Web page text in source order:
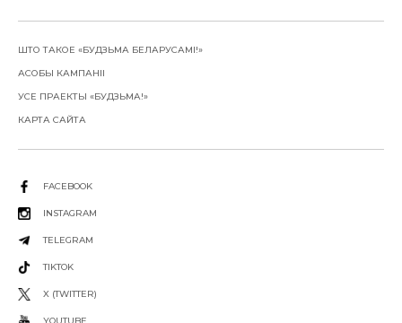
ШТО ТАКОЕ «БУДЗЬМА БЕЛАРУСАМІ!»
АСОБЫ КАМПАНІІ
УСЕ ПРАЕКТЫ «БУДЗЬМА!»
КАРТА САЙТА
FACEBOOK
INSTAGRAM
TELEGRAM
TIKTOK
X (TWITTER)
YOUTUBE